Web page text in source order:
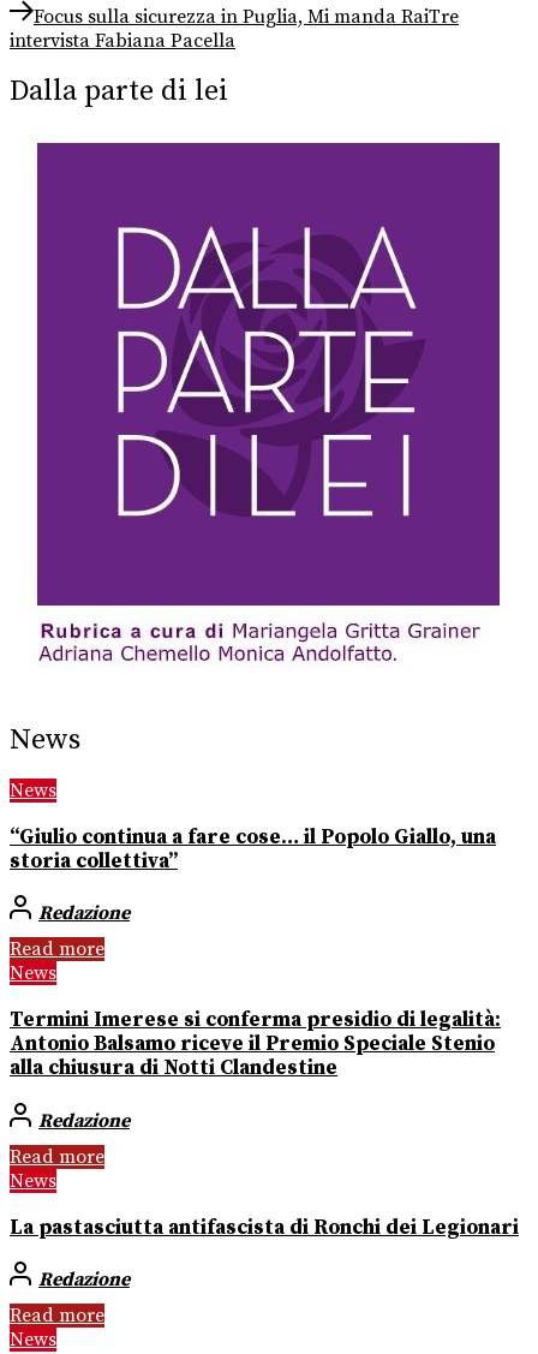
Next
post:
Focus sulla sicurezza in Puglia, Mi manda RaiTre
intervista Fabiana Pacella
Dalla parte di lei
News
News
“Giulio continua a fare cose… il Popolo Giallo, una
storia collettiva”
Redazione
Read more
News
Termini Imerese si conferma presidio di legalità:
Antonio Balsamo riceve il Premio Speciale Stenio
alla chiusura di Notti Clandestine
Redazione
Read more
News
La pastasciutta antifascista di Ronchi dei Legionari
Redazione
Read more
News